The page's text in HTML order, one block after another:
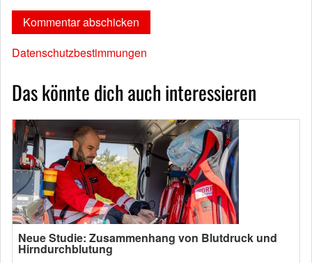
Datenschutzbestimmungen
Das könnte dich auch interessieren
Neue Studie: Zusammenhang von Blutdruck und
Hirndurchblutung